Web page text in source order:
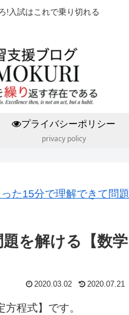
!入試はこれで乗り切れる
プライバシーポリシー
privacy policy
た15分で理解できて問題
を解ける【数学
2020.03.02 2020.07.21
程式】です。